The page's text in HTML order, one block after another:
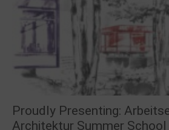
Proudly Presenting:
Architektur Summer